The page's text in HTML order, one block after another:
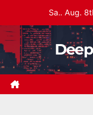
springen
Sa.. Aug.